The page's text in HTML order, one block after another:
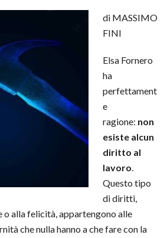
di MASSIMO
FINI
Elsa Fornero
ha
perfettament
e
ragione: non
esiste alcun
diritto al
lavoro.
Questo tipo
di diritti,
o alla felicità, appartengono alle
che nulla hanno a che fare con la